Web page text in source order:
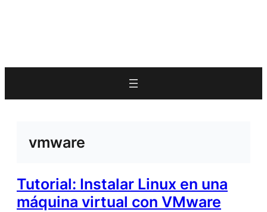
vmware
Tutorial: Instalar Linux en una
máquina virtual con VMware